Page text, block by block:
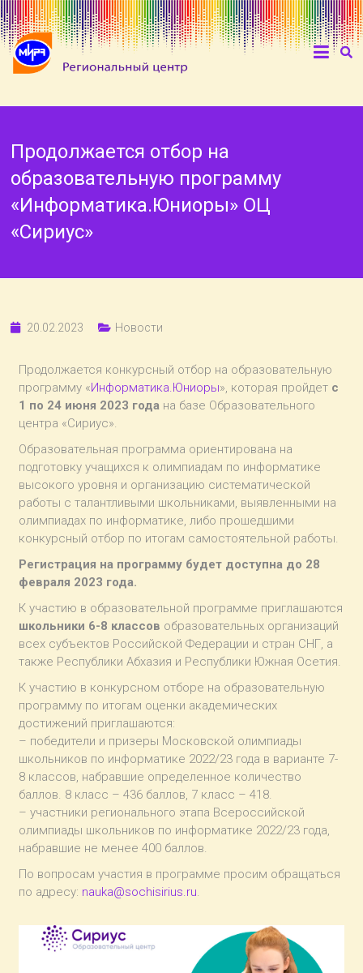
Продолжается отбор на
образовательную программу
«Информатика.Юниоры» ОЦ
«Сириус»
20.02.2023 Новости
Продолжается конкурсный отбор на образовательную
программу «Информатика.Юниоры», которая пройдет с
1 по 24 июня 2023 года на базе Образовательного
центра «Сириус».
Образовательная программа ориентирована на
подготовку учащихся к олимпиадам по информатике
высокого уровня и организацию систематической
работы с талантливыми школьниками, выявленными на
олимпиадах по информатике, либо прошедшими
конкурсный отбор по итогам самостоятельной работы.
Регистрация на программу будет доступна до 28
февраля 2023 года.
К участию в образовательной программе приглашаются
школьники 6-8 классов образовательных организаций
всех субъектов Российской Федерации и стран СНГ, а
также Республики Абхазия и Республики Южная Осетия.
К участию в конкурсном отборе на образовательную
программу по итогам оценки академических
достижений приглашаются:
– победители и призеры Московской олимпиады
школьников по информатике 2022/23 года в варианте 7-
8 классов, набравшие определенное количество
баллов. 8 класс – 436 баллов, 7 класс – 418.
– участники регионального этапа Всероссийской
олимпиады школьников по информатике 2022/23 года,
набравшие не менее 400 баллов.
По вопросам участия в программе просим обращаться
по адресу: nauka@sochisirius.ru.